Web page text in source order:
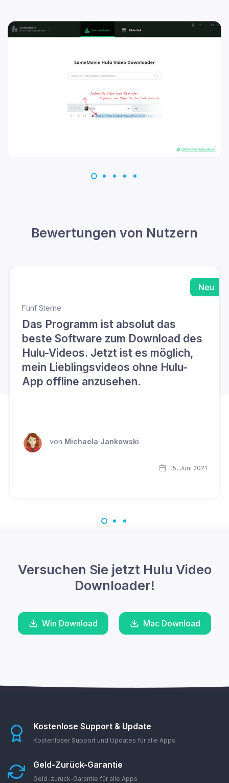
Bewertungen von Nutzern
Neu
Fünf Sterne
Das Programm ist absolut das
beste Software zum Download des
Hulu-Videos. Jetzt ist es möglich,
mein Lieblingsvideos ohne Hulu-
App offline anzusehen.
von Michaela Jankowski
15, Juni 2021
Versuchen Sie jetzt Hulu Video
Downloader!
Win Download Mac Download
Kostenlose Support & Update
Kostenloser Support und Updates für alle Apps
Geld-Zurück-Garantie
Geld-zurück-Garantie für alle Apps